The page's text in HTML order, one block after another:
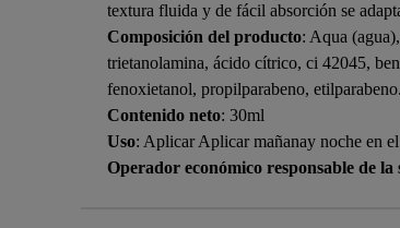
textura fluida y de fácil absorción se
Composición del producto: Aqua
trietanolamina, ácido cítrico, ci 42045,
fenoxietanol, propilparabeno,
Contenido neto: 30ml
Uso: Aplicar Aplicar mañanay noche en
Operador económico responsable de